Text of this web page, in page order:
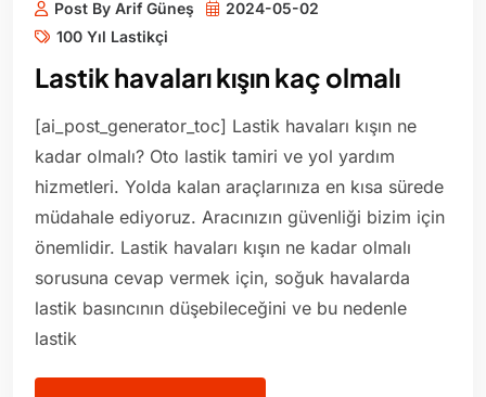
Post By Arif Güneş
2024-05-02
100 Yıl Lastikçi
Lastik havaları kışın kaç olmalı
[ai_post_generator_toc] Lastik havaları kışın ne
kadar olmalı? Oto lastik tamiri ve yol yardım
hizmetleri. Yolda kalan araçlarınıza en kısa sürede
müdahale ediyoruz. Aracınızın güvenliği bizim için
önemlidir. Lastik havaları kışın ne kadar olmalı
sorusuna cevap vermek için, soğuk havalarda
lastik basıncının düşebileceğini ve bu nedenle
lastik